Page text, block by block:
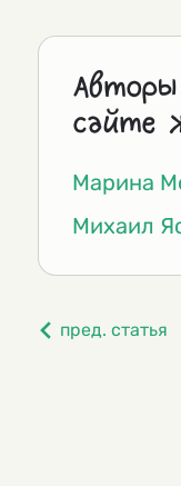
сайте
Марина
Михаил
пред. статья